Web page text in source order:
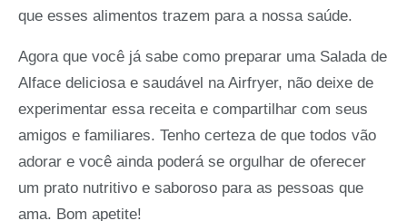
que esses alimentos trazem para a nossa saúde.
Agora que você já sabe como preparar uma Salada de
Alface deliciosa e saudável na Airfryer, não deixe de
experimentar essa receita e compartilhar com seus
amigos e familiares. Tenho certeza de que todos vão
adorar e você ainda poderá se orgulhar de oferecer
um prato nutritivo e saboroso para as pessoas que
ama. Bom apetite!